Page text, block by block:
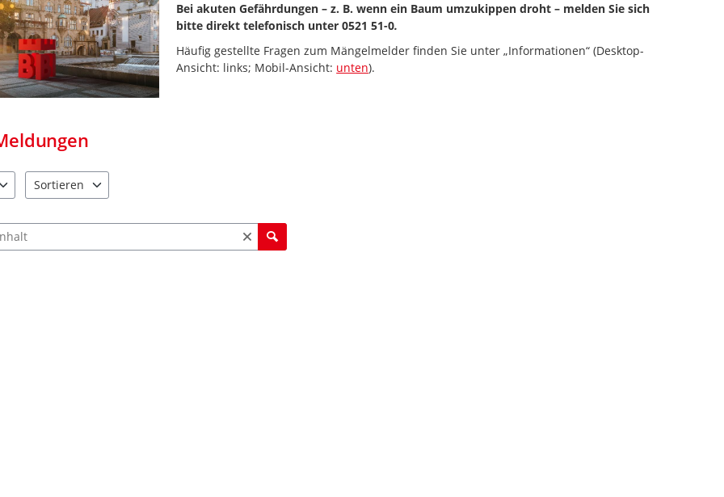
Bei akuten Gefährdungen – z. B. wenn ein Baum umzukippen droht – melden Sie sich
bitte direkt telefonisch unter 0521 51-0.
Häufig gestellte Fragen zum Mängelmelder finden Sie unter „Informationen“ (Desktop-
Ansicht: links; Mobil-Ansicht: unten).
Sortieren
Meldungen und Kommentaren